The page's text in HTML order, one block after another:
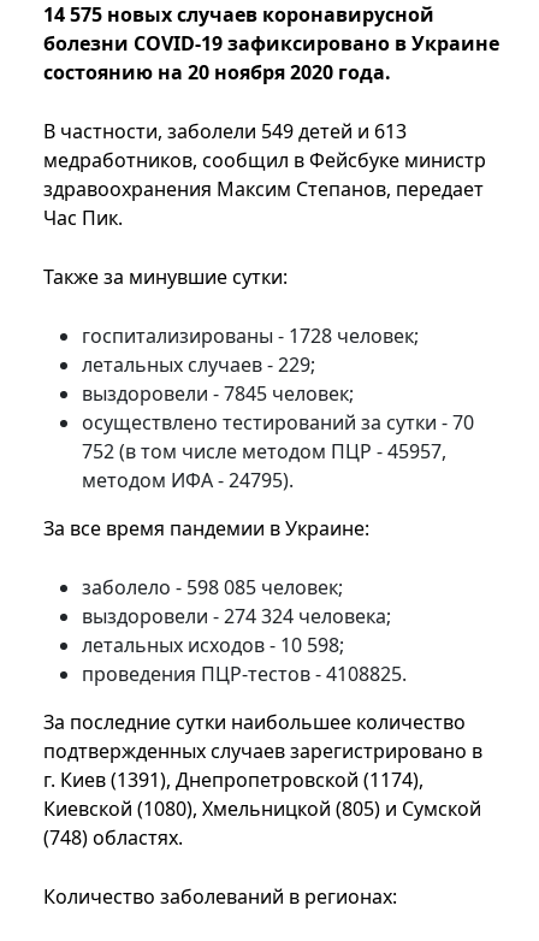
14 575 новых случаев коронавирусной
болезни COVID-19 зафиксировано в Украине
состоянию на 20 ноября 2020 года.
В частности, заболели 549 детей и 613
медработников, сообщил в Фейсбуке министр
здравоохранения Максим Степанов, передает
Час Пик.
Также за минувшие сутки:
госпитализированы - 1728 человек;
летальных случаев - 229;
выздоровели - 7845 человек;
осуществлено тестирований за сутки - 70
752 (в том числе методом ПЦР - 45957,
методом ИФА - 24795).
За все время пандемии в Украине:
заболело - 598 085 человек;
выздоровели - 274 324 человека;
летальных исходов - 10 598;
проведения ПЦР-тестов - 4108825.
За последние сутки наибольшее количество
подтвержденных случаев зарегистрировано в
г. Киев (1391), Днепропетровской (1174),
Киевской (1080), Хмельницкой (805) и Сумской
(748) областях.
Количество заболеваний в регионах: